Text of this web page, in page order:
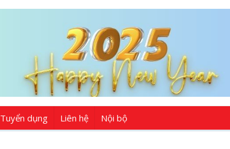
Tuyển dụng Liên hệ Nội bộ